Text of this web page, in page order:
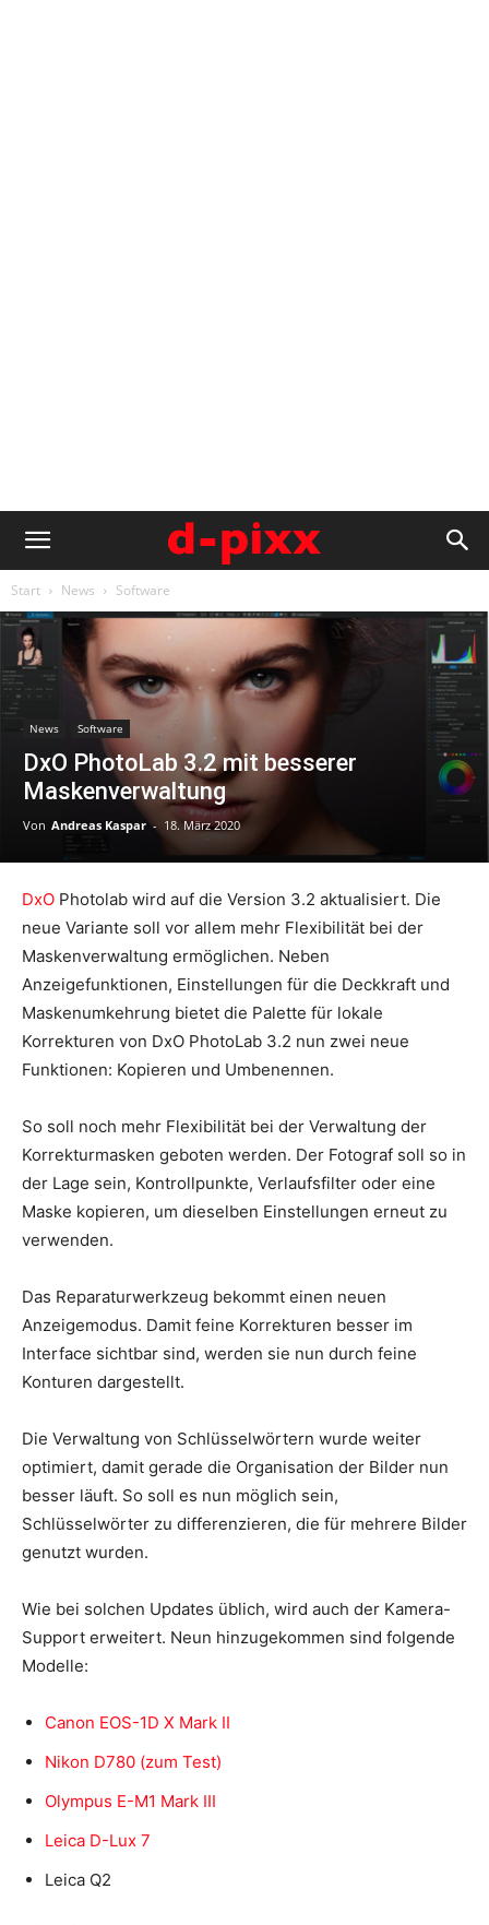
Start News Software
News Software
DxO PhotoLab 3.2 mit besserer
Maskenverwaltung
Von Andreas Kaspar - 18. März 2020
DxO Photolab wird auf die Version 3.2 aktualisiert. Die
neue Variante soll vor allem mehr Flexibilität bei der
Maskenverwaltung ermöglichen. Neben
Anzeigefunktionen, Einstellungen für die Deckkraft und
Maskenumkehrung bietet die Palette für lokale
Korrekturen von DxO PhotoLab 3.2 nun zwei neue
Funktionen: Kopieren und Umbenennen.
So soll noch mehr Flexibilität bei der Verwaltung der
Korrekturmasken geboten werden. Der Fotograf soll so in
der Lage sein, Kontrollpunkte, Verlaufsfilter oder eine
Maske kopieren, um dieselben Einstellungen erneut zu
verwenden.
Das Reparaturwerkzeug bekommt einen neuen
Anzeigemodus. Damit feine Korrekturen besser im
Interface sichtbar sind, werden sie nun durch feine
Konturen dargestellt.
Die Verwaltung von Schlüsselwörtern wurde weiter
optimiert, damit gerade die Organisation der Bilder nun
besser läuft. So soll es nun möglich sein,
Schlüsselwörter zu differenzieren, die für mehrere Bilder
genutzt wurden.
Wie bei solchen Updates üblich, wird auch der Kamera-
Support erweitert. Neun hinzugekommen sind folgende
Modelle:
Canon EOS-1D X Mark II
Nikon D780 (zum Test)
Olympus E-M1 Mark III
Leica D-Lux 7
Leica Q2